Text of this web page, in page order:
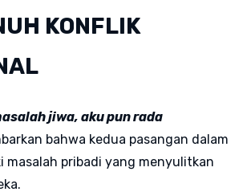
KONFLIK
jiwa, aku pun rada
bahwa kedua pasangan dalam
masalah pribadi yang menyulitkan